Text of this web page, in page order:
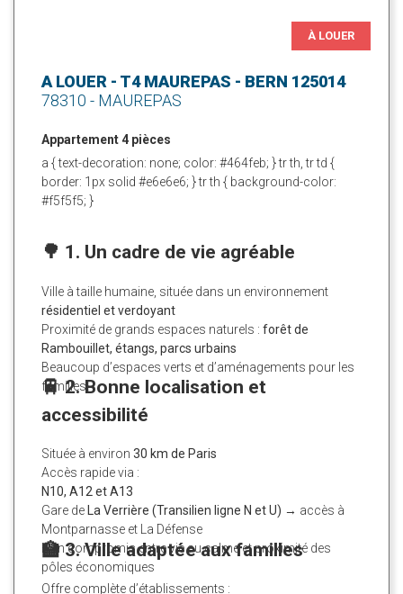
À LOUER
A LOUER - T4 MAUREPAS - BERN 125014
78310 - MAUREPAS
Appartement 4 pièces
a { text-decoration: none; color: #464feb; } tr th, tr td {
border: 1px solid #e6e6e6; } tr th { background-color:
#f5f5f5; }
🌳 1. Un cadre de vie agréable
Ville à taille humaine, située dans un environnement
résidentiel et verdoyant
Proximité de grands espaces naturels : forêt de
Rambouillet, étangs, parcs urbains
Beaucoup d’espaces verts et d’aménagements pour les
familles
🚆 2. Bonne localisation et
accessibilité
Située à environ 30 km de Paris
Accès rapide via :
N10, A12 et A13
Gare de La Verrière (Transilien ligne N et U) → accès à
Montparnasse et La Défense
Bon compromis entre vie au calme et proximité des
pôles économiques
🏫 3. Ville adaptée aux familles
Offre complète d’établissements :